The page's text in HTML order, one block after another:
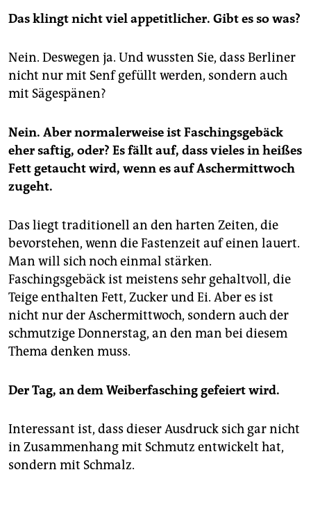
Das klingt nicht viel appetitlicher. Gibt es so was?
Nein. Deswegen ja. Und wussten Sie, dass Berliner
nicht nur mit Senf gefüllt werden, sondern auch
mit Sägespänen?
Nein. Aber normalerweise ist Faschingsgebäck
eher saftig, oder? Es fällt auf, dass vieles in heißes
Fett getaucht wird, wenn es auf Aschermittwoch
zugeht.
Das liegt traditionell an den harten Zeiten, die
bevorstehen, wenn die Fastenzeit auf einen lauert.
Man will sich noch einmal stärken.
Faschingsgebäck ist meistens sehr gehaltvoll, die
Teige enthalten Fett, Zucker und Ei. Aber es ist
nicht nur der Aschermittwoch, sondern auch der
schmutzige Donnerstag, an den man bei diesem
Thema denken muss.
Der Tag, an dem Weiberfasching gefeiert wird.
Interessant ist, dass dieser Ausdruck sich gar nicht
in Zusammenhang mit Schmutz entwickelt hat,
sondern mit Schmalz.